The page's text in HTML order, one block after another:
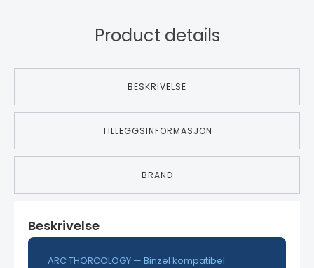
Product details
BESKRIVELSE
TILLEGGSINFORMASJON
BRAND
Beskrivelse
ARC THORCOLOGY — Binzel kompatibel